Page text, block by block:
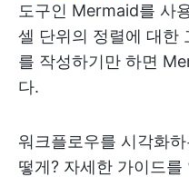
도구인 Mermaid를 사
셀 단위의 정렬에 대한
를 작성하기만 하면
다.
워크플로우를 시각화
떻게? 자세한 가이드